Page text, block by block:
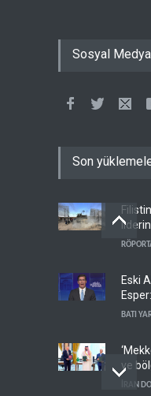
Sosyal Medya
Son
Eski
BATI
ve
İRAN